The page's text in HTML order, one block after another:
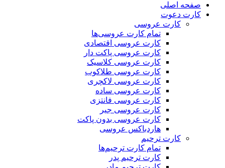
صفحه اصلی
کارت دعوت
کارت عروسی
تمام کارت عروسی‌ها
کارت عروسی اقتصادی
کارت عروسی پاکت دار
کارت عروسی کلاسیک
کارت عروسی طلاکوب
کارت عروسی لاکچری
کارت عروسی ساده
کارت عروسی فانتزی
کارت عروسی جیر
کارت عروسی بدون پاکت
هاردباکس عروسی
کارت ترحیم
تمام کارت ترحیم‌ها
کارت ترحیم پدر